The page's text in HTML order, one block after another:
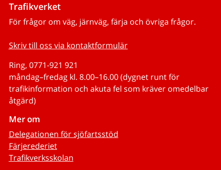
Trafikverket
För frågor om väg, järnväg, färja och övriga frågor.
Skriv till oss via kontaktformulär
Ring, 0771-921 921
måndag–fredag kl. 8.00–16.00 (dygnet runt för
trafikinformation och akuta fel som kräver omedelbar
åtgärd)
Mer om
Delegationen för sjöfartsstöd
Färjerederiet
Trafikverksskolan